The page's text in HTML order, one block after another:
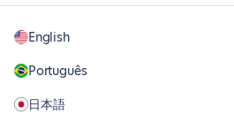
English
Português
日本語